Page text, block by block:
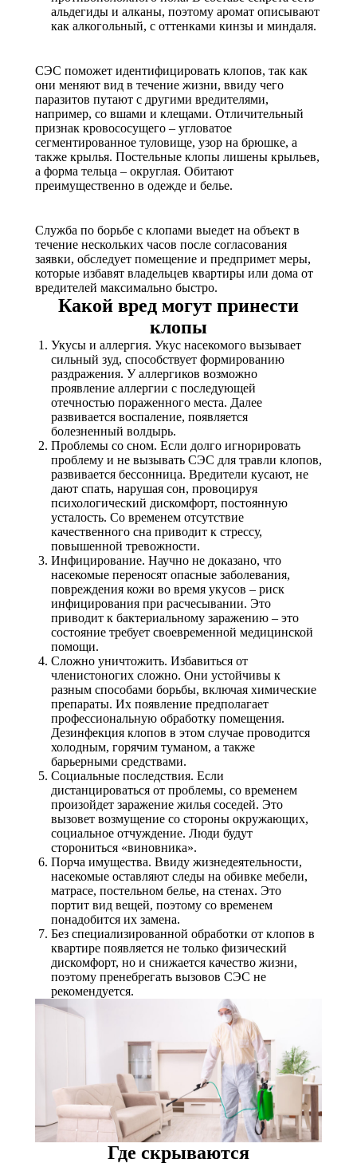
альдегиды и алканы, поэтому аромат описывают
как алкогольный, с оттенками кинзы и миндаля.
СЭС поможет идентифицировать клопов, так как
они меняют вид в течение жизни, ввиду чего
паразитов путают с другими вредителями,
например, со вшами и клещами. Отличительный
признак кровососущего – угловатое
сегментированное туловище, узор на брюшке, а
также крылья. Постельные клопы лишены крыльев,
а форма тельца – округлая. Обитают
преимущественно в одежде и белье.
Служба по борьбе с клопами выедет на объект в
течение нескольких часов после согласования
заявки, обследует помещение и предпримет меры,
которые избавят владельцев квартиры или дома от
вредителей максимально быстро.
Какой вред могут принести
клопы
Укусы и аллергия. Укус насекомого вызывает
сильный зуд, способствует формированию
раздражения. У аллергиков возможно
проявление аллергии с последующей
отечностью пораженного места. Далее
развивается воспаление, появляется
болезненный волдырь.
Проблемы со сном. Если долго игнорировать
проблему и не вызывать СЭС для травли клопов,
развивается бессонница. Вредители кусают, не
дают спать, нарушая сон, провоцируя
психологический дискомфорт, постоянную
усталость. Со временем отсутствие
качественного сна приводит к стрессу,
повышенной тревожности.
Инфицирование. Научно не доказано, что
насекомые переносят опасные заболевания,
повреждения кожи во время укусов – риск
инфицирования при расчесывании. Это
приводит к бактериальному заражению – это
состояние требует своевременной медицинской
помощи.
Сложно уничтожить. Избавиться от
членистоногих сложно. Они устойчивы к
разным способами борьбы, включая химические
препараты. Их появление предполагает
профессиональную обработку помещения.
Дезинфекция клопов в этом случае проводится
холодным, горячим туманом, а также
барьерными средствами.
Социальные последствия. Если
дистанцироваться от проблемы, со временем
произойдет заражение жилья соседей. Это
вызовет возмущение со стороны окружающих,
социальное отчуждение. Люди будут
сторониться «виновника».
Порча имущества. Ввиду жизнедеятельности,
насекомые оставляют следы на обивке мебели,
матрасе, постельном белье, на стенах. Это
портит вид вещей, поэтому со временем
понадобится их замена.
Без специализированной обработки от клопов в
квартире появляется не только физический
дискомфорт, но и снижается качество жизни,
поэтому пренебрегать вызовов СЭС не
рекомендуется.
Где скрываются